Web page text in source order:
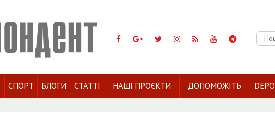
СПОРТ БЛОГИ СТАТТІ НАШІ ПРОЄКТИ ДОПОМОЖІТЬ